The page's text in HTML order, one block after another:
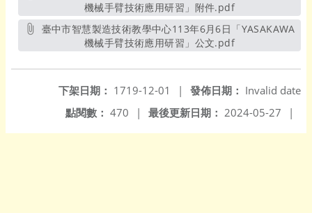
機械手臂技術應用研習」附件.pdf另開新視窗
機械手臂技術應用研習」公文.pdf另開新視窗
發佈日期： Invalid date
下架日期： 1719-12-01
|
最後更新日期： 2024-05-27 |
點閱數： 470 |